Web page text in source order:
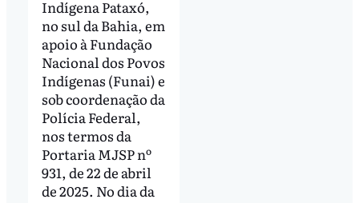
Indígena Pataxó,
no sul da Bahia, em
apoio à Fundação
Nacional dos Povos
Indígenas (Funai) e
sob coordenação da
Polícia Federal,
nos termos da
Portaria MJSP nº
931, de 22 de abril
de 2025. No dia da